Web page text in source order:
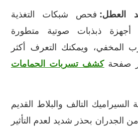
العطل: فحص شبكات التغذية
أجهزة ذبذبات صوتية متطورة
المخفي، ويمكنك التعرف أكثر
صفحةكشف تسربات الحمامات
السيراميك التالف والبلاط القديم
الجدران بحذر شديد لعدم التأثير